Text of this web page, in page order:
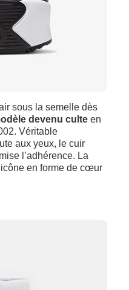
sous la semelle dès
devenu culte en
Véritable
aux yeux, le cuir
l’adhérence. La
en forme de cœur